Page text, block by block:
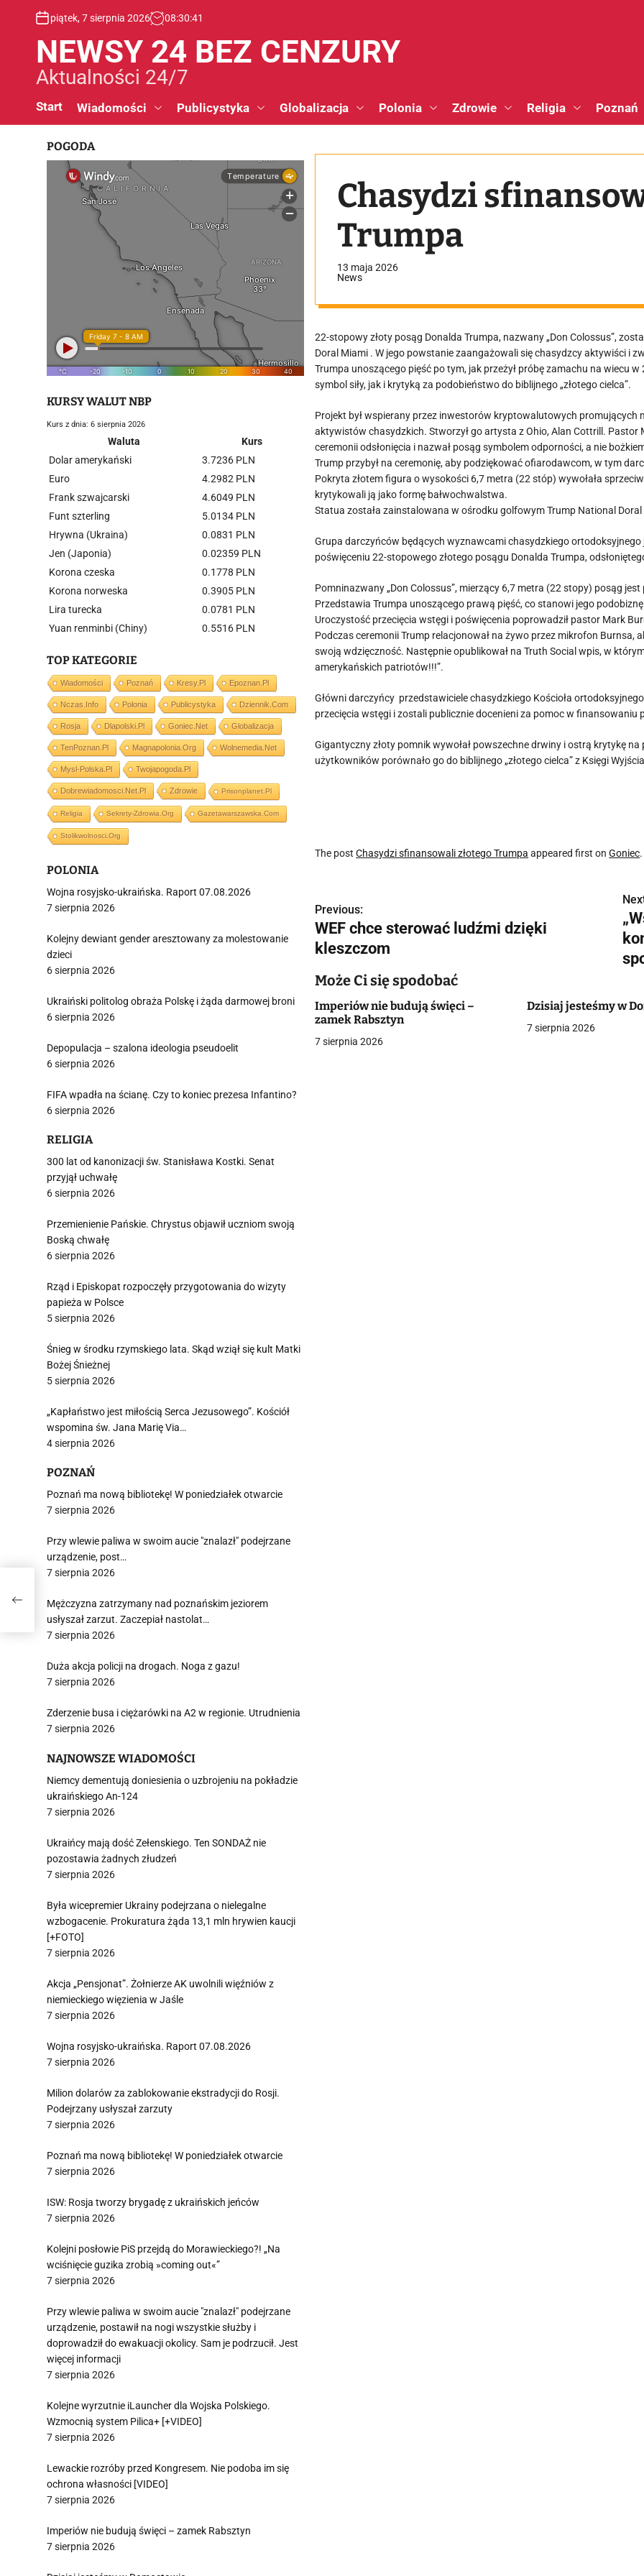
piątek, 7 sierpnia 2026 08:30:42
NEWSY 24 BEZ CENZURY
Aktualności 24/7
Start Wiadomości Publicystyka Globalizacja Polonia Zdrowie Religia Poznań
Chasydzi
Trumpa
13 maja 2026
News
22-stopowy złoty posąg Donalda Trumpa, nazwany „Don Colossus”,
Doral Miami . W jego powstanie zaangażowali się chasydzcy aktywiści i
Trumpa unoszącego pięść po tym, jak przeżył próbę zamachu na wiecu
symbol siły, jak i krytyką za podobieństwo do biblijnego „złotego cielca”.
Projekt był wspierany przez inwestorów kryptowalutowych promujących
aktywistów chasydzkich. Stworzył go artysta z Ohio, Alan Cottrill. Pastor
ceremonii odsłonięcia i nazwał posąg symbolem odporności, a nie
Trump przybył na ceremonię, aby podziękować ofiarodawcom, w tym
Pokryta złotem figura o wysokości 6,7 metra (22 stóp) wywołała
krytykowali ją jako formę bałwochwalstwa.
Statua została zainstalowana w ośrodku golfowym Trump National Doral
Grupa darczyńców będących wyznawcami chasydzkiego
poświęceniu 22-stopowego złotego posągu Donalda Trumpa,
Pomninazwany „Don Colossus”, mierzący 6,7 metra (22 stopy) posąg
Przedstawia Trumpa unoszącego prawą pięść, co stanowi jego
Uroczystość przecięcia wstęgi i poświęcenia poprowadził pastor Mark
Podczas ceremonii Trump relacjonował na żywo przez mikrofon Burnsa,
swoją wdzięczność. Następnie opublikował na Truth Social wpis, w
amerykańskich patriotów!!!”.
Główni darczyńcy przedstawiciele chasydzkiego Kościoła
przecięcia wstęgi i zostali publicznie docenieni za pomoc w finansowaniu
Gigantyczny złoty pomnik wywołał powszechne drwiny i ostrą krytykę
użytkowników porównało go do biblijnego „złotego cielca” z Księgi
The postChasydzi sfinansowali złotego Trumpa appeared first onGoniec.
N
a
w
i
g
a
Previous:
WEF chce sterować ludźmi dzięki
kleszczom
Może Ci się spodobać
Imperiów nie budują święci –
zamek Rabsztyn
7 sierpnia 2026
Dzisiaj jesteśmy w
7 sierpnia 2026
POGODA
KURSY WALUT NBP
Kurs z dnia: 6 sierpnia 2026
Waluta
Kurs
Dolar amerykański
3.7236 PLN
Euro
4.2982 PLN
Frank szwajcarski
4.6049 PLN
Funt szterling
5.0134 PLN
Hrywna (Ukraina)
0.0831 PLN
Jen (Japonia)
0.02359 PLN
Korona czeska
0.1778 PLN
Korona norweska
0.3905 PLN
Lira turecka
0.0781 PLN
Yuan renminbi (Chiny)
0.5516 PLN
TOP KATEGORIE
Wiadomości Poznań Kresy.pl Epoznan.pl
Nczas.info Polonia Publicystyka Dziennik.com
Rosja Dlapolski.pl Goniec.net Globalizacja
TenPoznan.pl Magnapolonia.org Wolnemedia.net
Mysl-Polska.pl Twojapogoda.pl
Dobrewiadomosci.net.pl Zdrowie Prisonplanet.pl
Religia Sekrety-Zdrowia.org Gazetawarszawska.com
Stolikwolnosci.org
POLONIA
Wojna rosyjsko-ukraińska. Raport 07.08.2026
7 sierpnia 2026
Kolejny dewiant gender aresztowany za molestowanie
dzieci
6 sierpnia 2026
Ukraiński politolog obraża Polskę i żąda darmowej broni
6 sierpnia 2026
Depopulacja – szalona ideologia pseudoelit
6 sierpnia 2026
FIFA wpadła na ścianę. Czy to koniec prezesa Infantino?
6 sierpnia 2026
RELIGIA
300 lat od kanonizacji św. Stanisława Kostki. Senat
przyjął uchwałę
6 sierpnia 2026
Przemienienie Pańskie. Chrystus objawił uczniom swoją
Boską chwałę
6 sierpnia 2026
Rząd i Episkopat rozpoczęły przygotowania do wizyty
papieża w Polsce
5 sierpnia 2026
Śnieg w środku rzymskiego lata. Skąd wziął się kult Matki
Bożej Śnieżnej
5 sierpnia 2026
„Kapłaństwo jest miłością Serca Jezusowego”. Kościół
wspomina św. Jana Marię Via…
4 sierpnia 2026
POZNAŃ
Poznań ma nową bibliotekę! W poniedziałek otwarcie
7 sierpnia 2026
Przy wlewie paliwa w swoim aucie "znalazł" podejrzane
urządzenie, post…
7 sierpnia 2026
Mężczyzna zatrzymany nad poznańskim jeziorem
usłyszał zarzut. Zaczepiał nastolat…
7 sierpnia 2026
Duża akcja policji na drogach. Noga z gazu!
7 sierpnia 2026
Zderzenie busa i ciężarówki na A2 w regionie. Utrudnienia
7 sierpnia 2026
NAJNOWSZE WIADOMOŚCI
Niemcy dementują doniesienia o uzbrojeniu na pokładzie
ukraińskiego An-124
7 sierpnia 2026
Ukraińcy mają dość Zełenskiego. Ten SONDAŻ nie
pozostawia żadnych złudzeń
7 sierpnia 2026
Była wicepremier Ukrainy podejrzana o nielegalne
wzbogacenie. Prokuratura żąda 13,1 mln hrywien kaucji
[+FOTO]
7 sierpnia 2026
Akcja „Pensjonat”. Żołnierze AK uwolnili więźniów z
niemieckiego więzienia w Jaśle
7 sierpnia 2026
Wojna rosyjsko-ukraińska. Raport 07.08.2026
7 sierpnia 2026
Milion dolarów za zablokowanie ekstradycji do Rosji.
Podejrzany usłyszał zarzuty
7 sierpnia 2026
Poznań ma nową bibliotekę! W poniedziałek otwarcie
7 sierpnia 2026
ISW: Rosja tworzy brygadę z ukraińskich jeńców
7 sierpnia 2026
Kolejni posłowie PiS przejdą do Morawieckiego?! „Na
wciśnięcie guzika zrobią »coming out«”
7 sierpnia 2026
Przy wlewie paliwa w swoim aucie "znalazł" podejrzane
urządzenie, postawił na nogi wszystkie służby i
doprowadził do ewakuacji okolicy. Sam je podrzucił. Jest
więcej informacji
7 sierpnia 2026
Kolejne wyrzutnie iLauncher dla Wojska Polskiego.
Wzmocnią system Pilica+ [+VIDEO]
7 sierpnia 2026
Lewackie rozróby przed Kongresem. Nie podoba im się
ochrona własności [VIDEO]
7 sierpnia 2026
Imperiów nie budują święci – zamek Rabsztyn
7 sierpnia 2026